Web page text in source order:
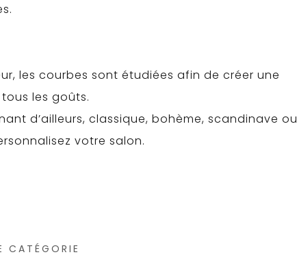
les courbes sont étudiées afin de créer une
les goûts.
d’ailleurs, classique, bohème, scandinave ou
votre salon.
CATÉGORIE